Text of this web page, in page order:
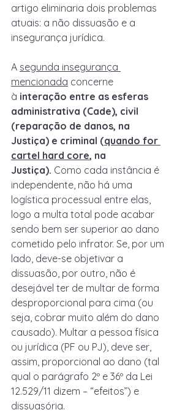
artigo eliminaria dois problemas
atuais: a não dissuasão e a
insegurança jurídica.
A segunda insegurança
mencionada concerne
à interação entre as esferas
administrativa (Cade), civil
(reparação de danos, na
Justiça) e criminal (quando for
cartel hard core, na
Justiça). Como cada instância é
independente, não há uma
logística processual entre elas,
logo a multa total pode acabar
sendo bem ser superior ao dano
cometido pelo infrator. Se, por um
lado, deve-se objetivar a
dissuasão, por outro, não é
desejável ter de multar de forma
desproporcional para cima (ou
seja, cobrar muito além do dano
causado). Multar a pessoa física
ou jurídica (PF ou PJ), deve ser,
assim, proporcional ao dano (tal
qual o parágrafo 2º e 36º da Lei
12.529/11 dizem – “efeitos”) e
dissuasória.